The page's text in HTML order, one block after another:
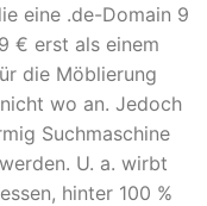
eine .de-Domain 9
€ erst als einem
die Möblierung
wo an. Jedoch
Suchmaschine
U. a. wirbt
hinter 100 %